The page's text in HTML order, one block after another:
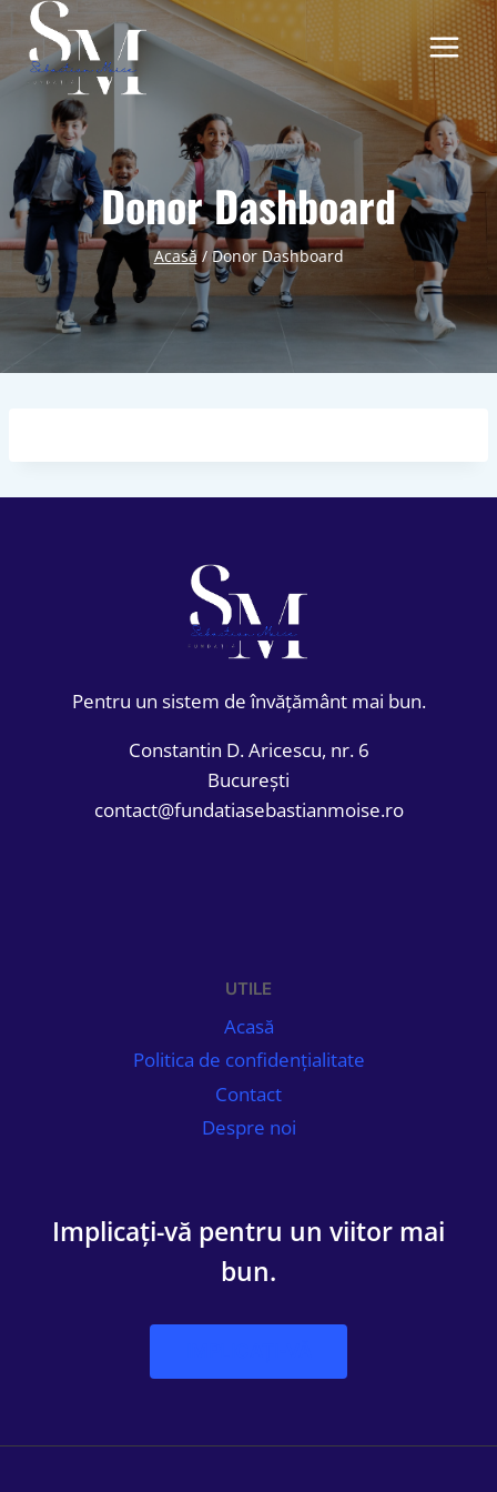
Skip
content
Donor Dashboard
Acasă / Donor Dashboard
Pentru un sistem de învățământ mai bun.
Constantin D. Aricescu, nr. 6
București
contact@fundatiasebastianmoise.ro
UTILE
Acasă
Politica de confidențialitate
Contact
Despre noi
Implicați-vă pentru un viitor mai
bun.